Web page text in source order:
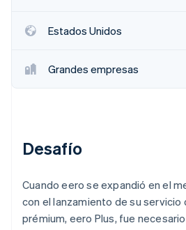
Eliminación de dióxido de carbono
Sesiones de Stripe 2026
Descubre cómo Stripe
Estados Unidos
Grandes empresas
Desafío
Cuando eero se expandió en el
con el lanzamiento de su servicio
prémium, eero Plus, fue